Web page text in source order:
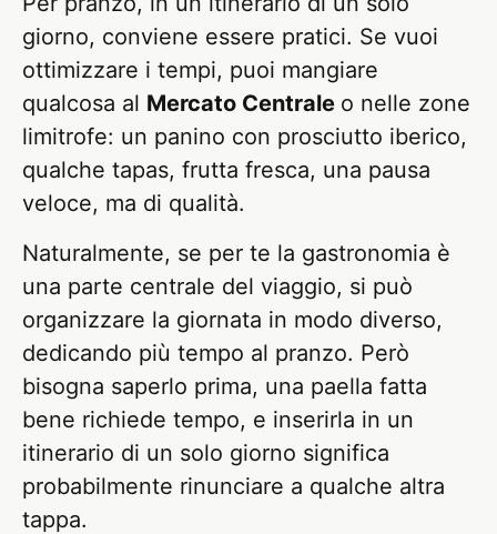
giorno, conviene essere pratici. Se vuoi
ottimizzare i tempi, puoi mangiare
qualcosa al Mercato Centrale o nelle zone
limitrofe: un panino con prosciutto iberico,
qualche tapas, frutta fresca, una pausa
veloce, ma di qualità.
Naturalmente, se per te la gastronomia è
una parte centrale del viaggio, si può
organizzare la giornata in modo diverso,
dedicando più tempo al pranzo. Però
bisogna saperlo prima, una paella fatta
bene richiede tempo, e inserirla in un
itinerario di un solo giorno significa
probabilmente rinunciare a qualche altra
tappa.